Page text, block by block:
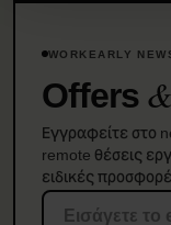
WORKEARLY
Offers
Εγγραφείτε στο
remote θέσεις
ειδικές